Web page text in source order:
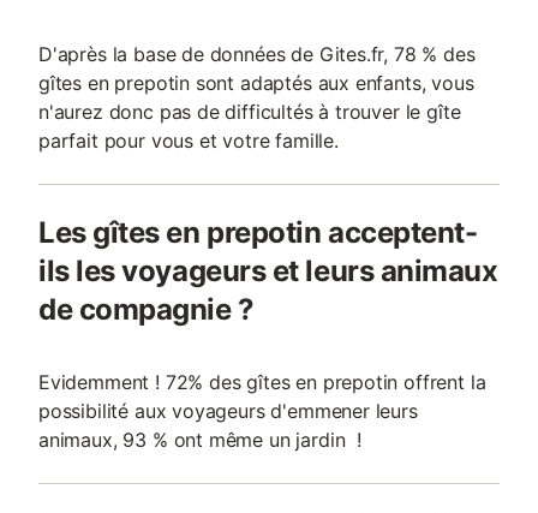
D'après la base de données de Gites.fr, 78 % des
gîtes en prepotin sont adaptés aux enfants, vous
n'aurez donc pas de difficultés à trouver le gîte
parfait pour vous et votre famille.
Les gîtes en prepotin acceptent-
ils les voyageurs et leurs animaux
de compagnie ?
Evidemment ! 72% des gîtes en prepotin offrent la
possibilité aux voyageurs d'emmener leurs
animaux, 93 % ont même un jardin !